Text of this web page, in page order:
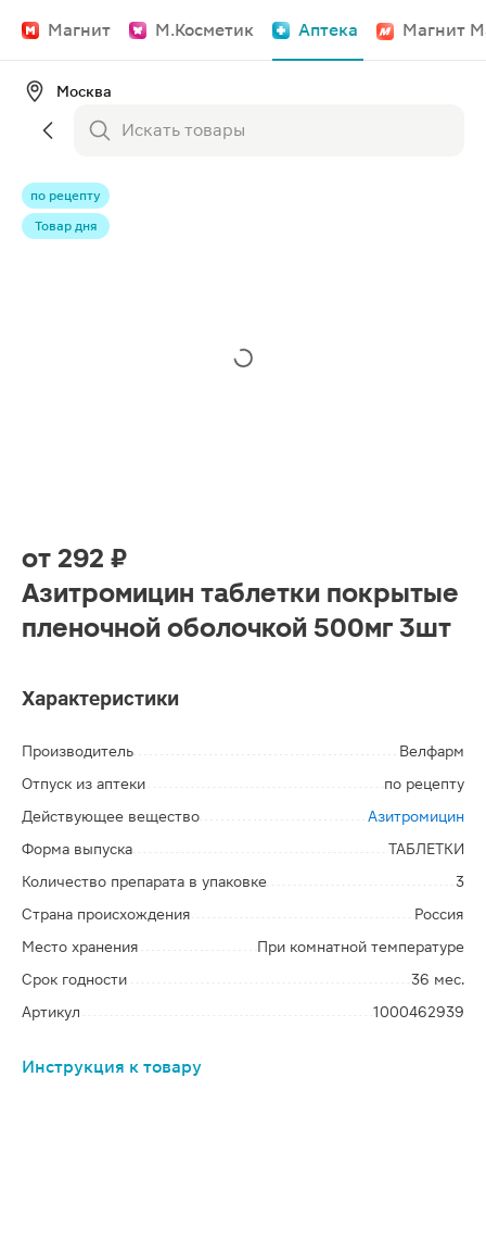
Магнит М.Косметик Аптека Магнит
Москва
по рецепту
Товар дня
от 292 ₽
Азитромицин таблетки покрытые
пленочной оболочкой 500мг 3шт
Характеристики
Производитель
Велфарм
Отпуск из аптеки
по рецепту
Действующее вещество
Азитромицин
Форма выпуска
ТАБЛЕТКИ
Количество препарата в упаковке
3
Страна происхождения
Россия
Место хранения
При комнатной температуре
Срок годности
36 мес.
Артикул
1000462939
Инструкция к товару